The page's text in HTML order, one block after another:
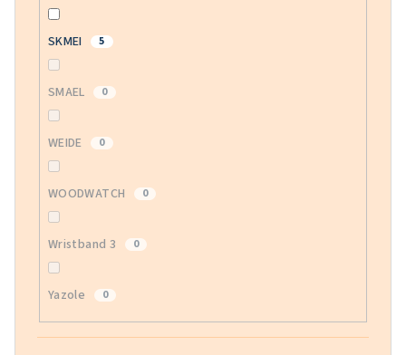
SKMEI 5
SMAEL 0
WEIDE 0
WOODWATCH 0
Wristband 3 0
Yazole 0